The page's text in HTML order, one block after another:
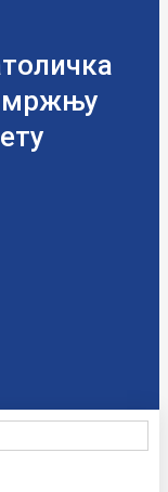
мржњу